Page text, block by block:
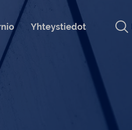
Yhteystiedot